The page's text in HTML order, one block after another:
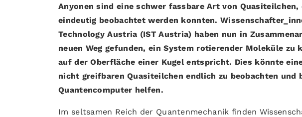
Anyonen sind eine schwer fassbare Art von
eindeutig beobachtet werden konnten.
Technology Austria (IST Austria) haben nun in
neuen Weg gefunden, ein System rotierender Moleküle zu
auf der Oberfläche einer Kugel entspricht. Dies könnte
nicht greifbaren Quasiteilchen endlich zu beobachten und
Quantencomputer helfen.
Im seltsamen Reich der Quantenmechanik finden